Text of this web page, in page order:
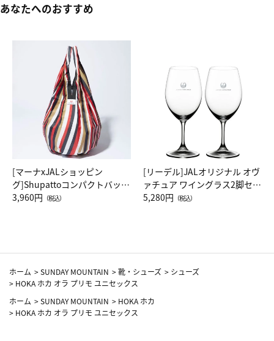
あなたへのおすすめ
[マーナxJALショッピン
グ]Shupattoコンパクトバッグ
Drop JAL客室乗務員（LC）ス
3,960円 （税込）
[リーデル]JALオリジナル オヴ
ァチュア ワイングラス2脚セッ
ト（レッドワイン）
5,280円 （税込）
ホーム >SUNDAY MOUNTAIN >靴・シューズ > シューズ
> HOKA ホカ オラ プリモ ユニセックス
ホーム >SUNDAY MOUNTAIN > HOKA ホカ
> HOKA ホカ オラ プリモ ユニセックス